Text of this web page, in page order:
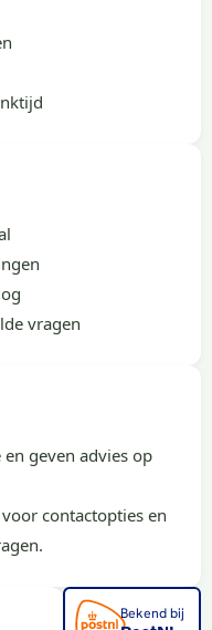
vragen
geven advies op
voor contactopties en